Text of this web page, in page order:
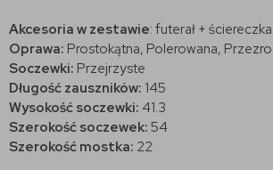
Akcesoria w zestawie: futerał + ściereczka
Oprawa: Prostokątna, Polerowana,
Soczewki: Przejrzyste
Długość zauszników: 145
Wysokość soczewki: 41.3
Szerokość soczewek: 54
Szerokość mostka: 22